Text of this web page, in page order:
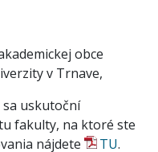
obce
v Trnave,
sa uskutoční
fakulty, na ktoré ste
nájdete
TU.